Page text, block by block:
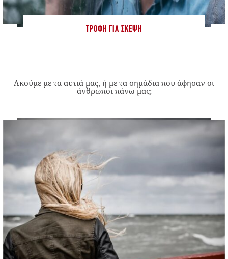
ΤΡΟΦΉ ΓΙΑ ΣΚΈΨΗ
Ακούμε με τα αυτιά μας, ή με τα σημάδια που άφησαν οι
άνθρωποι πάνω μας;